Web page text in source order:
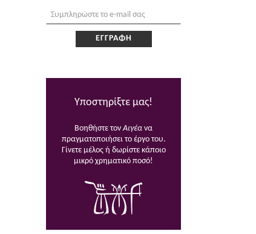
Υποστηρίξτε μας!
Βοηθήστε τονΑιγέα να
πραγματοποιήσει το έργο του.
Γίνετε μέλος ή δωρίστε κάποιο
μικρό χρηματικό ποσό!